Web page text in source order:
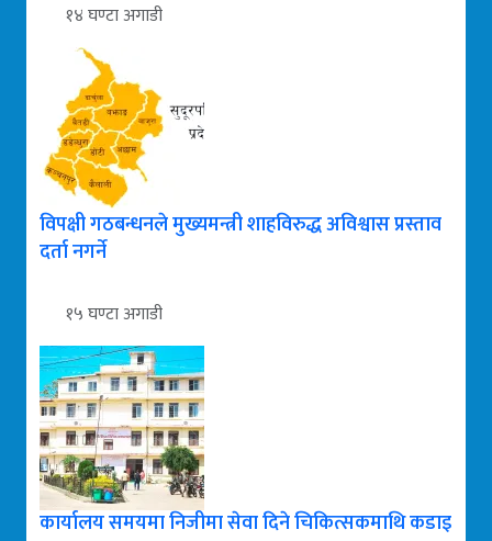
१४ घण्टा अगाडी
विपक्षी गठबन्धनले मुख्यमन्त्री शाहविरुद्ध अविश्वास प्रस्ताव
दर्ता नगर्ने
१५ घण्टा अगाडी
कार्यालय समयमा निजीमा सेवा दिने चिकित्सकमाथि कडाइ